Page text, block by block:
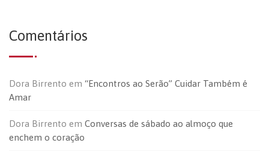
Comentários
Dora Birrento em “Encontros ao Serão” Cuidar Também é
Amar
Dora Birrento em Conversas de sábado ao almoço que
enchem o coração